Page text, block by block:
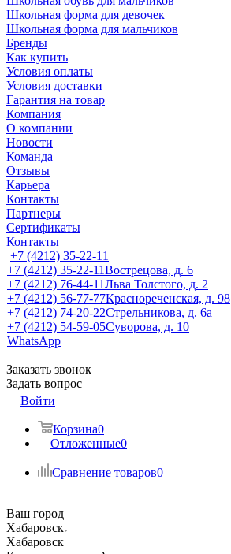
Школьная форма для девочек
Школьная форма для мальчиков
Бренды
Как купить
Условия оплаты
Условия доставки
Гарантия на товар
Компания
О компании
Новости
Команда
Отзывы
Карьера
Контакты
Партнеры
Сертификаты
Контакты
+7 (4212) 35-22-11
+7 (4212) 35-22-11Вострецова, д. 6
+7 (4212) 76-44-11Льва Толстого, д. 2
+7 (4212) 56-77-77Краснореченская, д. 98
+7 (4212) 74-20-22Стрельникова, д. 6а
+7 (4212) 54-59-05Суворова, д. 10
WhatsApp
Заказать звонок
Задать вопрос
Войти
Корзина0
Отложенные0
Сравнение товаров0
Ваш город
Хабаровск
Хабаровск